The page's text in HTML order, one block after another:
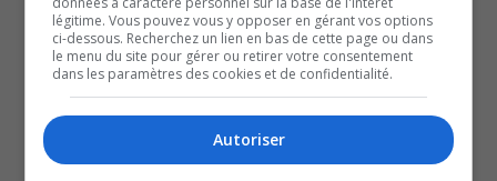
QUESTION DU JOUR
SOUTENIR NOS MÉDIAS, C’EST PROTÉGER NOTRE
légitime. Vous pouvez vous y opposer en gérant vos options
ci-dessous. Recherchez un lien en bas de cette page ou dans
le menu du site pour gérer ou retirer votre consentement
dans les paramètres des cookies et de confidentialité.
Autoriser